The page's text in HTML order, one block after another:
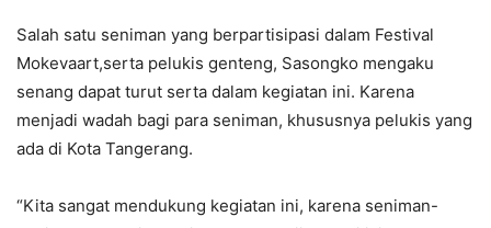
Salah satu seniman yang berpartisipasi dalam Festival
Mokevaart,serta pelukis genteng, Sasongko mengaku
senang dapat turut serta dalam kegiatan ini. Karena
menjadi wadah bagi para seniman, khususnya pelukis yang
ada di Kota Tangerang.
“Kita sangat mendukung kegiatan ini, karena seniman-